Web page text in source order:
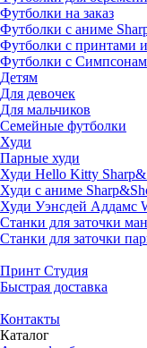
Футболки на заказ
Футболки с аниме
Футболки с принтами
Футболки с
Детям
Для девочек
Для мальчиков
Семейные футболки
Худи
Парные худи
Худи Hello Kitty
Худи с аниме
Худи Уэнсдей Аддамс
Станки для заточки
Станки для заточки
Принт Студия
Быстрая доставка
Контакты
Каталог